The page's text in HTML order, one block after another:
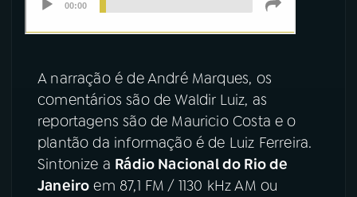
A narração é de André Marques, os
comentários são de Waldir Luiz, as
reportagens são de Mauricio Costa e o
plantão da informação é de Luiz Ferreira.
Sintonize a Rádio Nacional do Rio de
Janeiro em 87,1 FM / 1130 kHz AM ou